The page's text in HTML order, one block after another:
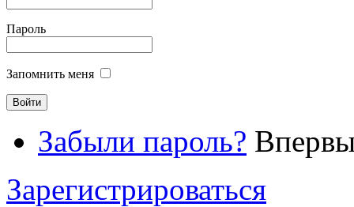
Пароль
Запомнить меня
Забыли пароль?
Зарегистрироваться